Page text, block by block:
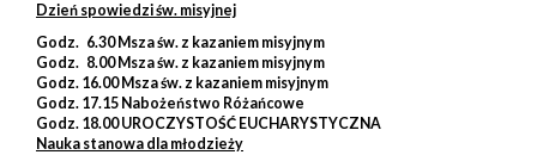
Dzień spowiedzi św. misyjnej
Godz. 6.30 Msza św. z kazaniem misyjnym
Godz. 8.00 Msza św. z kazaniem misyjnym
Godz. 16.00 Msza św. z kazaniem misyjnym
Godz. 17.15 Nabożeństwo Różańcowe
Godz. 18.00 UROCZYSTOŚĆ EUCHARYSTYCZNA
Nauka stanowa dla młodzieży